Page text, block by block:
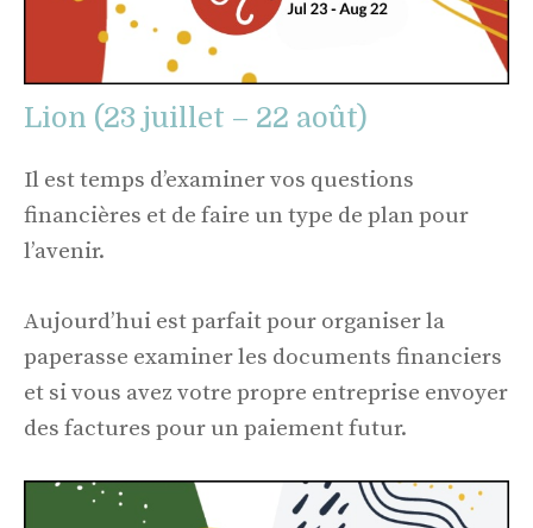
Lion (23 juillet – 22 août)
Il est temps d’examiner vos questions
financières et de faire un type de plan pour
l’avenir.
Aujourd’hui est parfait pour organiser la
paperasse examiner les documents financiers
et si vous avez votre propre entreprise envoyer
des factures pour un paiement futur.